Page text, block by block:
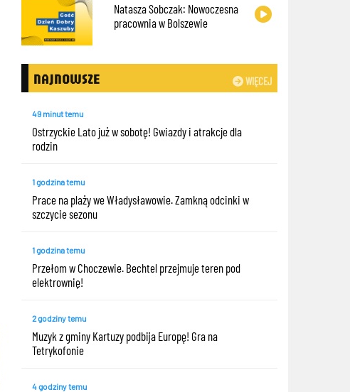
Natasza Sobczak: Nowoczesna
pracownia w Bolszewie
WIĘCEJ
NAJNOWSZE
49 minut temu
Ostrzyckie Lato już w sobotę! Gwiazdy i atrakcje dla
rodzin
1 godzina temu
Prace na plaży we Władysławowie. Zamkną odcinki w
szczycie sezonu
1 godzina temu
Przełom w Choczewie. Bechtel przejmuje teren pod
elektrownię!
2 godziny temu
Muzyk z gminy Kartuzy podbija Europę! Gra na
Tetrykofonie
4 godziny temu